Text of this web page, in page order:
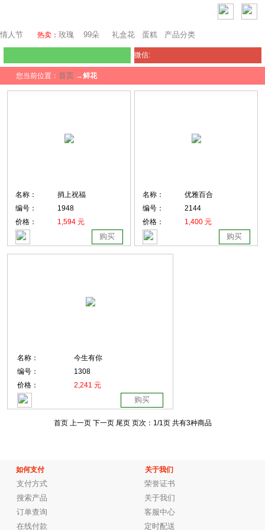
情人节 热卖： 玫瑰 99朵 礼盒花 蛋糕 产品分类
微信:
您当前位置： 首页 →鲜花
名称：
捎上祝福
编号：
1948
价格：
1,594 元
购买
名称：
优雅百合
编号：
2144
价格：
1,400 元
购买
名称：
今生有你
编号：
1308
价格：
2,241 元
购买
首页 上一页 下一页 尾页页次： 1/1页 共有3种商品
如何支付 关于我们
支付方式
荣誉证书
搜索产品
关于我们
订单查询
客服中心
在线付款
定时配送